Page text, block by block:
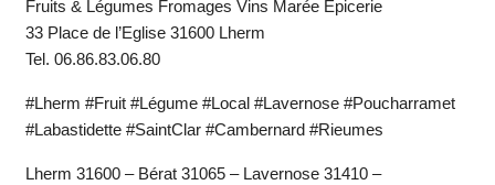
Fruits & Légumes Fromages Vins Marée Epicerie
33 Place de l’Eglise 31600 Lherm
Tel. 06.86.83.06.80
#Lherm #Fruit #Légume #Local #Lavernose #Poucharramet
#Labastidette #SaintClar #Cambernard #Rieumes
Lherm 31600 – Bérat 31065 – Lavernose 31410 –